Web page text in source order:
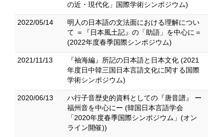
の近・現代化」国際学術シンポジウム)
2022/05/14
明人の日本語の文法面における理解につい
て ＝『日本風土記』の「助語」を中心に＝
(2022年度春季国際シンポジウム)
2021/11/13
『袖海編』所記の日本語と日本文化 (2021
年度日中韓三国日本言語文化に関する国際
学術シンポジウム)
2020/06/13
ハ行子音歴史的資料としての『唐音譜』 ー
福州音を中心にー (韓国日本言語学会
「2020年度春季国際シンポジウム」(オン
ライン開催))